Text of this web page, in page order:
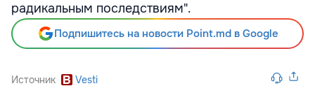
радикальным последствиям".
Подпишитесь на новости Point.md в Google
Источник Vesti